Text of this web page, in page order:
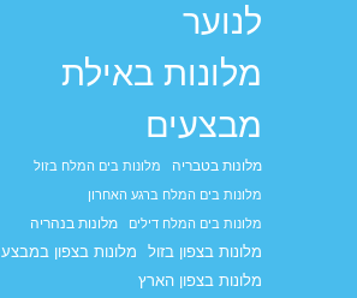
לנוער
מלונות באילת
מבצעים
מלונות בטבריה
מלונות בים המלח בזול
מלונות בים המלח ברגע האחרון
מלונות בים המלח דילים
מלונות בנהריה
מלונות בצפון בזול
מלונות בצפון במבצע
מלונות בצפון הארץ